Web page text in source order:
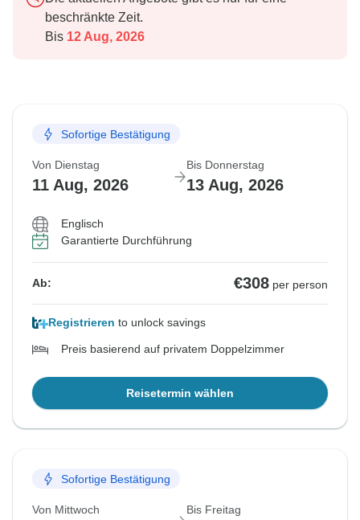
beschränkte Zeit.
Bis 12 Aug, 2026
Sofortige Bestätigung
Von Dienstag
11 Aug, 2026
Bis Donnerstag
13 Aug, 2026
Englisch
Garantierte Durchführung
Ab: €308 per person
Registrieren to unlock savings
Preis basierend auf privatem Doppelzimmer
Reisetermin wählen
Sofortige Bestätigung
Von Mittwoch Bis Freitag